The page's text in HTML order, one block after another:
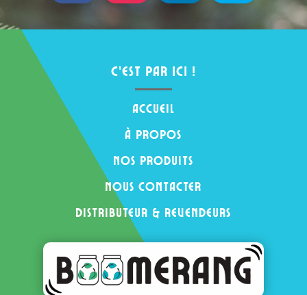
c’est par ici !
Accueil
à propos
nos produits
nous contacter
distributeur & revendeurs